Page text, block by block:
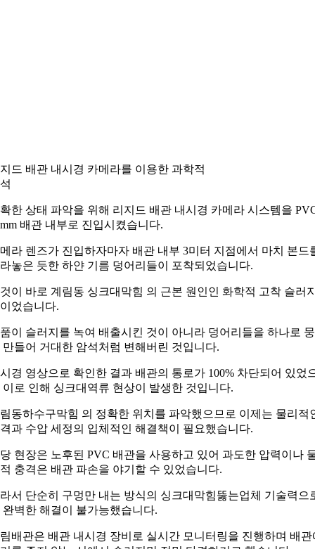
드 배관 내시경 카메라를 이용한 과학적
한 상태 파악을 위해 리지드 배관 내시경 카메라 시스템을
배관 내부로 진입시켰습니다.
라 렌즈가 진입하자마자 배관 내부 3미터 지점에서 마치 본드
놓은 듯한 하얀 기름 덩어리들이 포착되었습니다.
이 바로 계림동 싱크대막힘 의 근본 원인인 화학적 고착 슬러
었습니다.
이 슬러지를 녹여 배출시킨 것이 아니라 덩어리들을 하나로
만들어 거대한 암석처럼 변해버린 것입니다.
경 영상으로 확인한 결과 배관의 통로가 100% 차단되어 있었
이로 인해 싱크대역류 현상이 발생한 것입니다.
동하수구막힘 의 정확한 위치를 파악했으므로 이제는 물리적
과 수압 세정의 입체적인 해결책이 필요했습니다.
현장은 노후된 PVC 배관을 사용하고 있어 과도한 압력이나
충격은 배관 파손을 야기할 수 있었습니다.
서 단순히 구멍만 내는 방식의 싱크대막힘뚫는업체 기술력으
완벽한 해결이 불가능했습니다.
배관은 배관 내시경 장비로 실시간 모니터링을 진행하며 배관